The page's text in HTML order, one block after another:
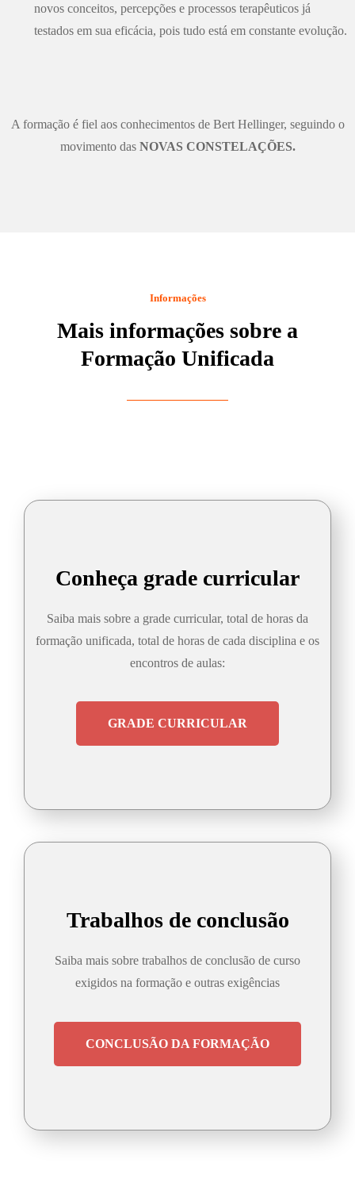
novos conceitos, percepções e processos terapêuticos já
testados em sua eficácia, pois tudo está em constante evolução.
A formação é fiel aos conhecimentos de Bert Hellinger, seguindo o
movimento das NOVAS CONSTELAÇÕES.
Informações
Mais informações sobre a
Formação Unificada
Conheça grade curricular
Saiba mais sobre a grade curricular, total de horas da
formação unificada, total de horas de cada disciplina e os
encontros de aulas:
GRADE CURRICULAR
Trabalhos de conclusão
Saiba mais sobre trabalhos de conclusão de curso
exigidos na formação e outras exigências
CONCLUSÃO DA FORMAÇÃO